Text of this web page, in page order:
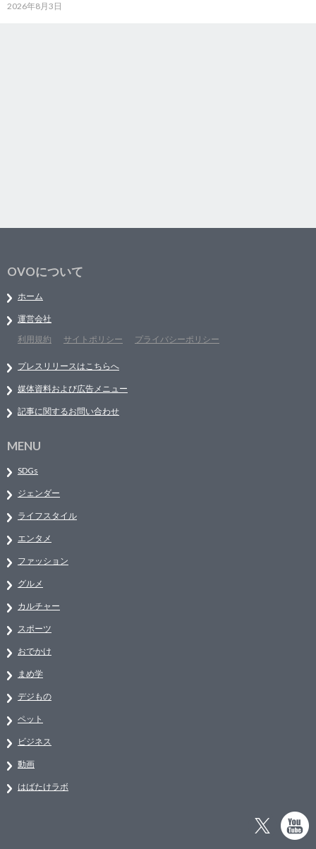
2026年8月3日
OVOについて
ホーム
運営会社
利用規約
サイトポリシー プライバシーポリシー
プレスリリースはこちらへ
媒体資料および広告メニュー
記事に関するお問い合わせ
MENU
SDGs
ジェンダー
ライフスタイル
エンタメ
ファッション
グルメ
カルチャー
スポーツ
おでかけ
まめ学
デジもの
ペット
ビジネス
動画
はばたけラボ